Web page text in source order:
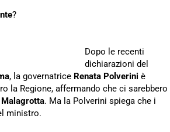
?
Dopo le recenti
dichiarazioni del
, la governatrice Renata Polverini è
la Regione, affermando che ci sarebbero
. Ma la Polverini spiega che i
ministro.